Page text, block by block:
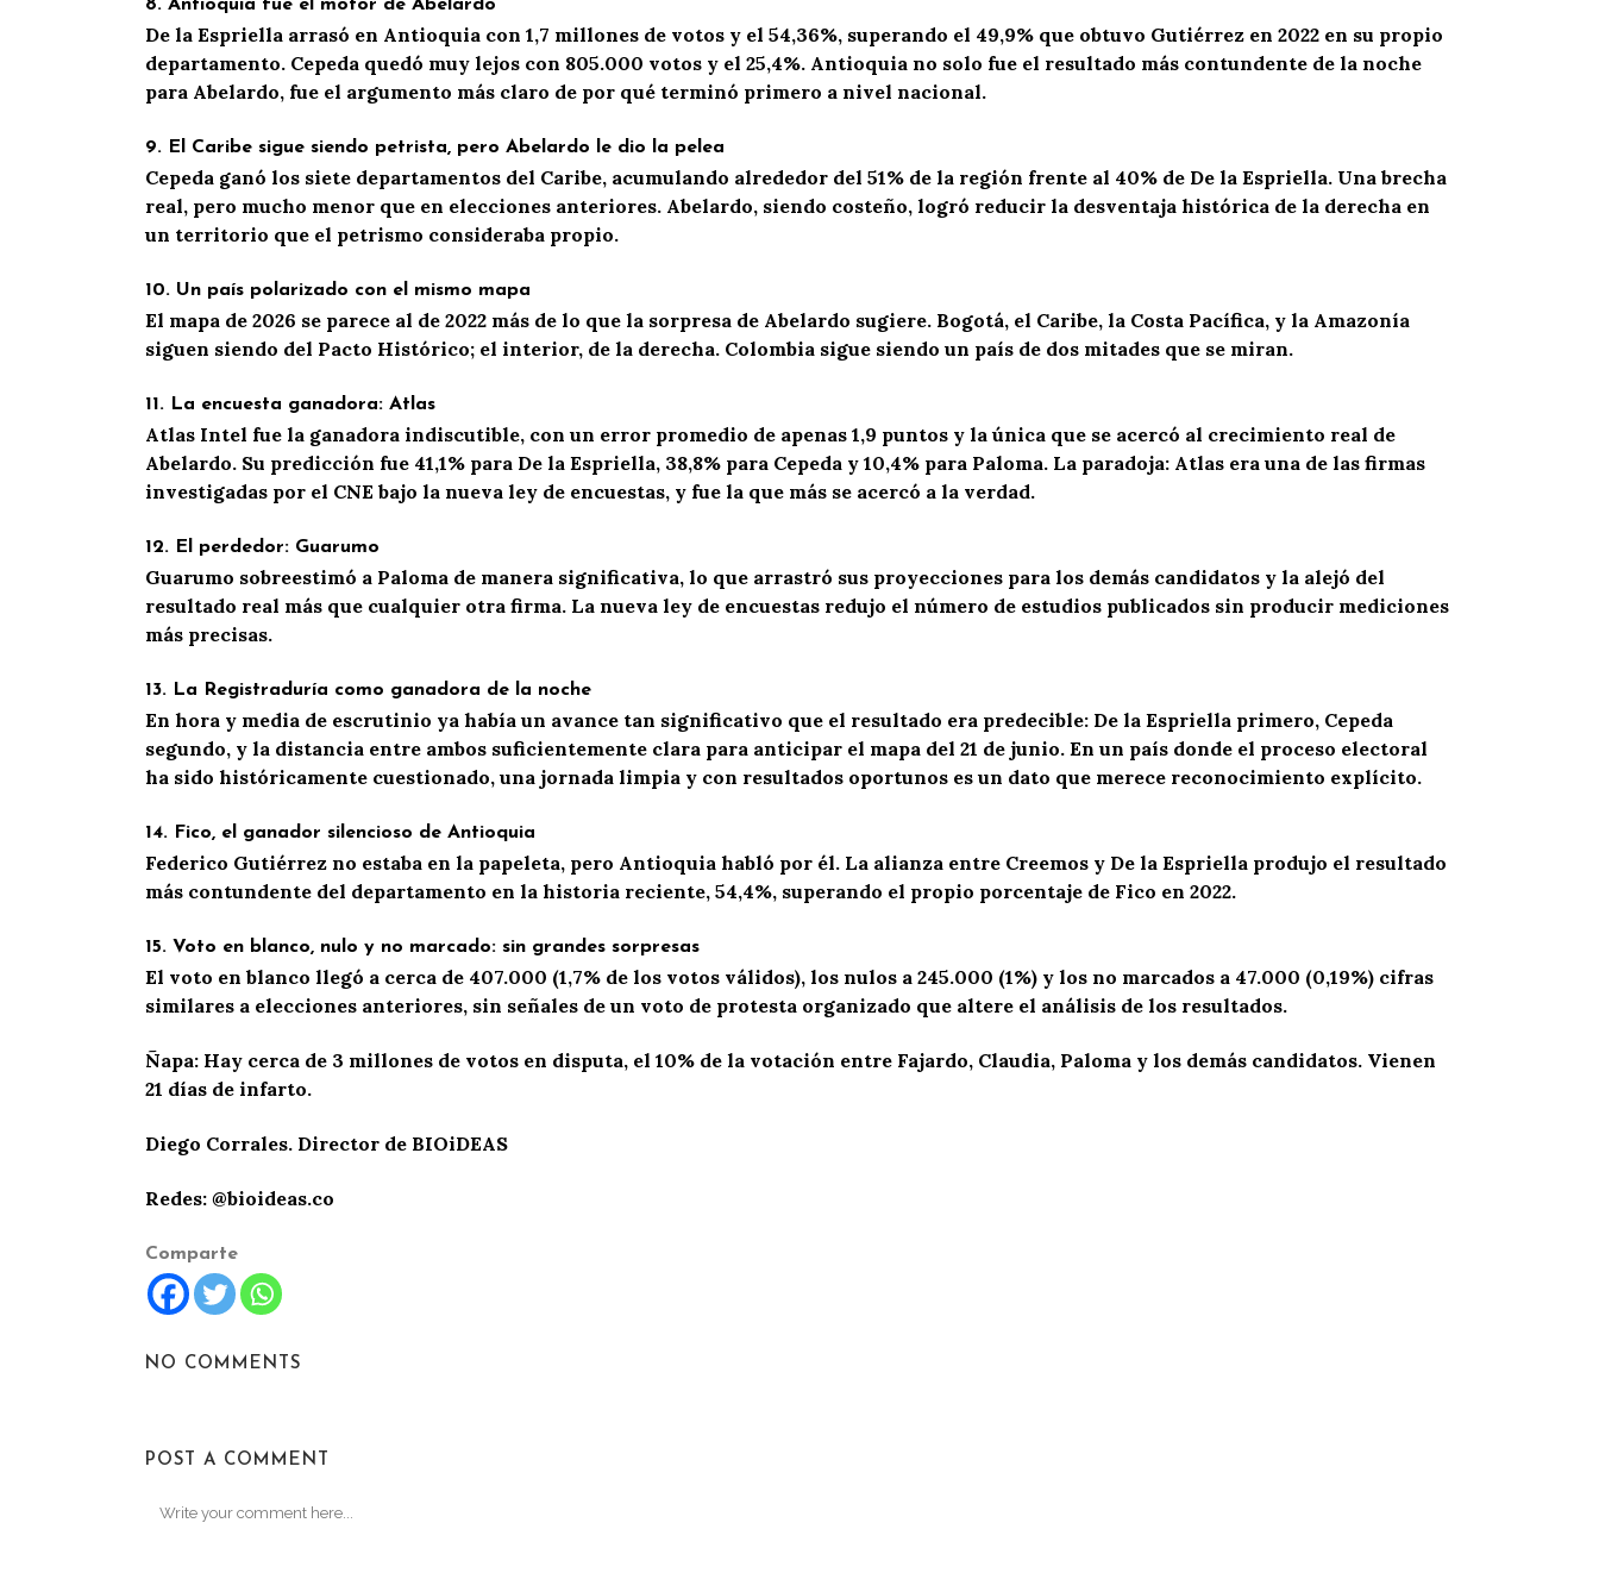
8. Antioquia fue el motor de Abelardo
De la Espriella arrasó en Antioquia con 1,7 millones de votos y el 54,36%, superando el 49,9% que obtuvo Gutiérrez en 2022 en su propio
departamento. Cepeda quedó muy lejos con 805.000 votos y el 25,4%. Antioquia no solo fue el resultado más contundente de la noche
para Abelardo, fue el argumento más claro de por qué terminó primero a nivel nacional.
9. El Caribe sigue siendo petrista, pero Abelardo le dio la pelea
Cepeda ganó los siete departamentos del Caribe, acumulando alrededor del 51% de la región frente al 40% de De la Espriella. Una brecha
real, pero mucho menor que en elecciones anteriores. Abelardo, siendo costeño, logró reducir la desventaja histórica de la derecha en
un territorio que el petrismo consideraba propio.
10. Un país polarizado con el mismo mapa
El mapa de 2026 se parece al de 2022 más de lo que la sorpresa de Abelardo sugiere. Bogotá, el Caribe, la Costa Pacífica, y la Amazonía
siguen siendo del Pacto Histórico; el interior, de la derecha. Colombia sigue siendo un país de dos mitades que se miran.
11. La encuesta ganadora: Atlas
Atlas Intel fue la ganadora indiscutible, con un error promedio de apenas 1,9 puntos y la única que se acercó al crecimiento real de
Abelardo. Su predicción fue 41,1% para De la Espriella, 38,8% para Cepeda y 10,4% para Paloma. La paradoja: Atlas era una de las firmas
investigadas por el CNE bajo la nueva ley de encuestas, y fue la que más se acercó a la verdad.
12. El perdedor: Guarumo
Guarumo sobreestimó a Paloma de manera significativa, lo que arrastró sus proyecciones para los demás candidatos y la alejó del
resultado real más que cualquier otra firma. La nueva ley de encuestas redujo el número de estudios publicados sin producir mediciones
más precisas.
13. La Registraduría como ganadora de la noche
En hora y media de escrutinio ya había un avance tan significativo que el resultado era predecible: De la Espriella primero, Cepeda
segundo, y la distancia entre ambos suficientemente clara para anticipar el mapa del 21 de junio. En un país donde el proceso electoral
ha sido históricamente cuestionado, una jornada limpia y con resultados oportunos es un dato que merece reconocimiento explícito.
14. Fico, el ganador silencioso de Antioquia
Federico Gutiérrez no estaba en la papeleta, pero Antioquia habló por él. La alianza entre Creemos y De la Espriella produjo el resultado
más contundente del departamento en la historia reciente, 54,4%, superando el propio porcentaje de Fico en 2022.
15. Voto en blanco, nulo y no marcado: sin grandes sorpresas
El voto en blanco llegó a cerca de 407.000 (1,7% de los votos válidos), los nulos a 245.000 (1%) y los no marcados a 47.000 (0,19%) cifras
similares a elecciones anteriores, sin señales de un voto de protesta organizado que altere el análisis de los resultados.
Ñapa: Hay cerca de 3 millones de votos en disputa, el 10% de la votación entre Fajardo, Claudia, Paloma y los demás candidatos. Vienen
21 días de infarto.
Diego Corrales. Director de BIOiDEAS
Redes: @bioideas.co
Comparte
NO COMMENTS
POST A COMMENT